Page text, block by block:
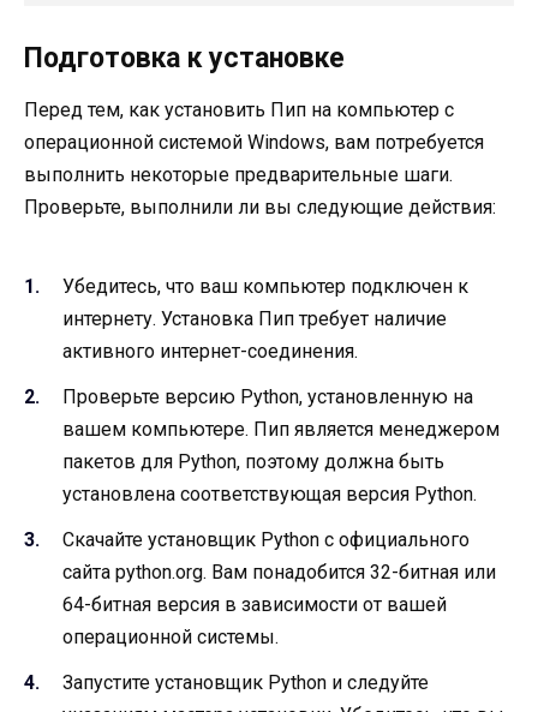
Подготовка к установке
Перед тем, как установить Пип на компьютер с
операционной системой Windows, вам потребуется
выполнить некоторые предварительные шаги.
Проверьте, выполнили ли вы следующие действия:
Убедитесь, что ваш компьютер подключен к
интернету. Установка Пип требует наличие
активного интернет-соединения.
Проверьте версию Python, установленную на
вашем компьютере. Пип является менеджером
пакетов для Python, поэтому должна быть
установлена соответствующая версия Python.
Скачайте установщик Python с официального
сайта python.org. Вам понадобится 32-битная или
64-битная версия в зависимости от вашей
операционной системы.
Запустите установщик Python и следуйте